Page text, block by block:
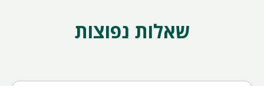
שאלות נפוצות